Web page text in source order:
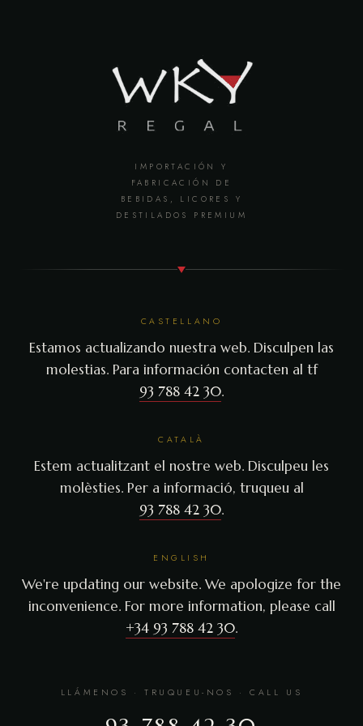
IMPORTACIÓN Y
FABRICACIÓN DE
BEBIDAS, LICORES Y
DESTILADOS PREMIUM
CASTELLANO
Estamos actualizando nuestra web. Disculpen las
molestias. Para información contacten al tf
93 788 42 30.
CATALÀ
Estem actualitzant el nostre web. Disculpeu les
molèsties. Per a informació, truqueu al
93 788 42 30.
ENGLISH
We're updating our website. We apologize for the
inconvenience. For more information, please call
+34 93 788 42 30.
LLÁMENOS · TRUQUEU-NOS · CALL US